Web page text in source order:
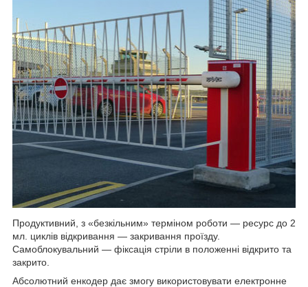
Продуктивний, з «безкільним» терміном роботи — ресурс до 2
мл. циклів відкривання — закривання проїзду.
Самоблокувальний — фіксація стріли в положенні відкрито та
закрито.
Абсолютний енкодер дає змогу використовувати електронне